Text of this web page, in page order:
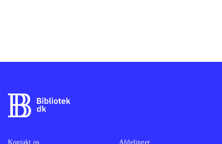
Kontakt os
Afdelinger